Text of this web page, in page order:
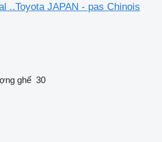
..Toyota JAPAN - pas Chinois
ghế 30